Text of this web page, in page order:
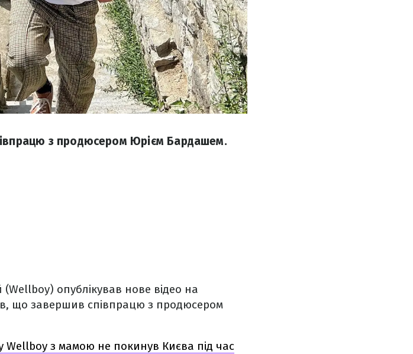
з продюсером Юрієм Бардашем.
опублікував нове відео на
що завершив співпрацю з продюсером
Wellboy з мамою не покинув Києва під час